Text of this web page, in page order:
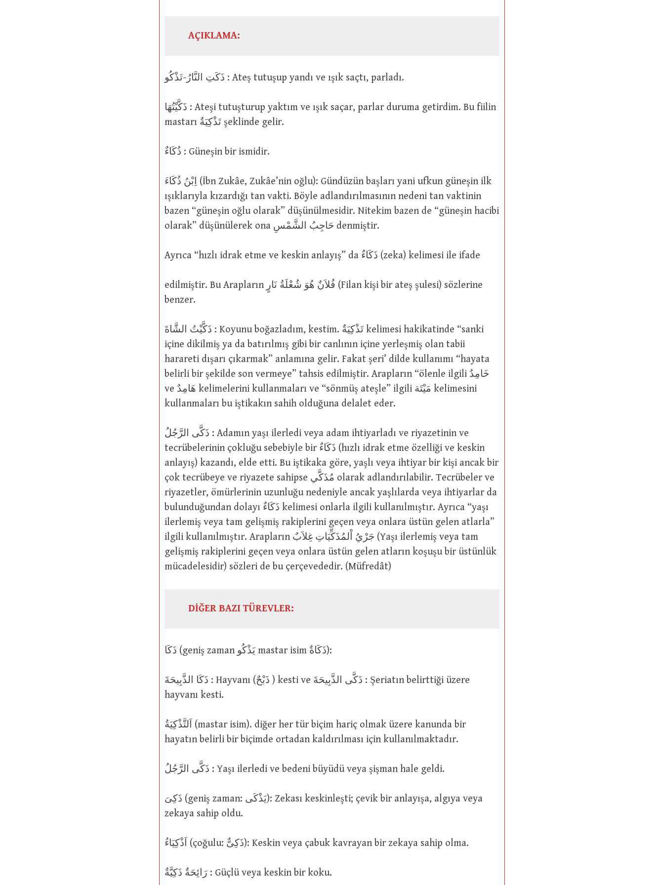
AÇIKLAMA:
ذَكَتِ النَّارُ-تَذْكُو : Ateş tutuşup yandı ve ışık saçtı, parladı.
ذَكَّيْتُهَا : Ateşi tutuşturup yaktım ve ışık saçar, parlar duruma getirdim. Bu fiilin
mastarı تَذْكِيَةٌ şeklinde gelir.
ذُكَاءٌ : Güneşin bir ismidir.
اِبْنُ ذُكَاءَ (İbn Zukâe, Zukâe’nin oğlu): Gündüzün başları yani ufkun güneşin ilk
ışıklarıyla kızardığı tan vakti. Böyle adlandırılmasının nedeni tan vaktinin
bazen “güneşin oğlu olarak” düşünülmesidir. Nitekim bazen de “güneşin hacibi
olarak” düşünülerek ona حَاجِبُ الشَّمْسِ denmiştir.
Ayrıca “hızlı idrak etme ve keskin anlayış” da ذَكَاءٌ (zeka) kelimesi ile ifade
edilmiştir. Bu Arapların فُلاَنٌ هُوَ شُعْلَةُ نَارٍ (Filan kişi bir ateş şulesi) sözlerine
benzer.
ذَكَّيْتُ الشَّاةَ : Koyunu boğazladım, kestim. تَذْكِيَةٌ kelimesi hakikatinde “sanki
içine dikilmiş ya da batırılmış gibi bir canlının içine yerleşmiş olan tabii
harareti dışarı çıkarmak” anlamına gelir. Fakat şeri’ dilde kullanımı “hayata
belirli bir şekilde son vermeye” tahsis edilmiştir. Arapların “ölenle ilgili خَامِدٌ
ve هَامِدٌ kelimelerini kullanmaları ve “sönmüş ateşle” ilgili مَيْتَة kelimesini
kullanmaları bu iştikakın sahih olduğuna delalet eder.
ذَكَّى الرَّجُلُ : Adamın yaşı ilerledi veya adam ihtiyarladı ve riyazetinin ve
tecrübelerinin çokluğu sebebiyle bir ذَكَاءٌ (hızlı idrak etme özelliği ve keskin
anlayış) kazandı, elde etti. Bu iştikaka göre, yaşlı veya ihtiyar bir kişi ancak bir
çok tecrübeye ve riyazete sahipse مُذَكَّي olarak adlandırılabilir. Tecrübeler ve
riyazetler, ömürlerinin uzunluğu nedeniyle ancak yaşlılarda veya ihtiyarlar da
bulunduğundan dolayı ذَكَاءٌ kelimesi onlarla ilgili kullanılmıştır. Ayrıca “yaşı
ilerlemiş veya tam gelişmiş rakiplerini geçen veya onlara üstün gelen atlarla”
ilgili kullanılmıştır. Arapların جَرْيُ اْلمُذَكِّيَاتِ غِلاَبٌ (Yaşı ilerlemiş veya tam
gelişmiş rakiplerini geçen veya onlara üstün gelen atların koşuşu bir üstünlük
mücadelesidir) sözleri de bu çerçevededir. (Müfredât)
DİĞER BAZI TÜREVLER:
ذَكَا (geniş zaman يَذْكُو mastar isim ذَكَاةٌ):
ذَكَا الذَّبِيحَةَ : Hayvanı (ذَبْحٌ ) kesti ve ذَكَّى الذَّبِيحَةَ : Şeriatın belirttiği üzere
hayvanı kesti.
اَلتَّذْكِيَةُ (mastar isim). diğer her tür biçim hariç olmak üzere kanunda bir
hayatın belirli bir biçimde ortadan kaldırılması için kullanılmaktadır.
ذَكَّى الرَّجُلُ : Yaşı ilerledi ve bedeni büyüdü veya şişman hale geldi.
ذَكِىَ (geniş zaman: يَذْكَى): Zekası keskinleşti; çevik bir anlayışa, algıya veya
zekaya sahip oldu.
اَذْكِيَاءُ (çoğulu: ذَكِىٌّ): Keskin veya çabuk kavrayan bir zekaya sahip olma.
رَائِحَةٌ ذَكِيَّةٌ : Güçlü veya keskin bir koku.